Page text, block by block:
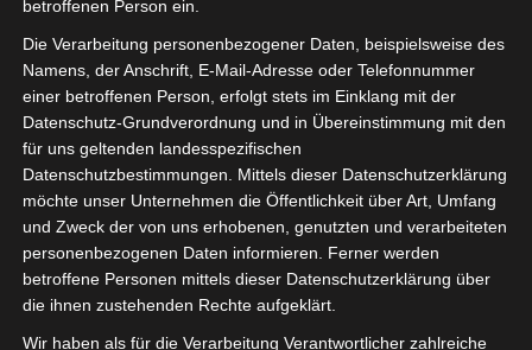
„Masterclass Schul-IT“ bieten wir Ihnen jetzt eine
exklusive Online-Schulung für Admins der
städtischen und schulischen IT!
Während des 4-stündigen Coachings präsentieren
wir tiefgehende Einblicke in die OctoGate
Schulfirewall, geben praxisnahe Tipps und
schulen Sie für den optimalen Einsatz Ihrer
OctoGate an der Schule. Vertiefen Sie Ihre
Fähigkeiten als Administrator der Schul-IT und
lassen sich von uns hilfreiche Fertigkeiten und
betroffenen Person ein.
Die Verarbeitung personenbezogener Daten, beispielsweise des
Namens, der Anschrift, E-Mail-Adresse oder Telefonnummer
einer betroffenen Person, erfolgt stets im Einklang mit der
Datenschutz-Grundverordnung und in Übereinstimmung mit den
für uns geltenden landesspezifischen
Datenschutzbestimmungen. Mittels dieser Datenschutzerklärung
möchte unser Unternehmen die Öffentlichkeit über Art, Umfang
und Zweck der von uns erhobenen, genutzten und verarbeiteten
personenbezogenen Daten informieren. Ferner werden
betroffene Personen mittels dieser Datenschutzerklärung über
die ihnen zustehenden Rechte aufgeklärt.
Wir haben als für die Verarbeitung Verantwortlicher zahlreiche